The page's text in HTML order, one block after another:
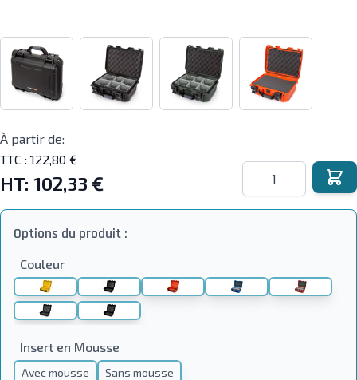
À partir de:
TTC : 122,80 €
HT: 102,33 €
Quantité
Options du produit :
Couleur
Insert en Mousse
Avec mousse Sans mousse